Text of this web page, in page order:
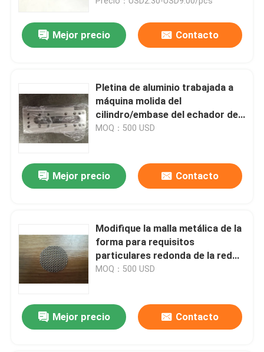
Mejor precio Contacto
Pletina de aluminio trabajada a
máquina molida del
cilindro/embase del echador del
soporte del reborde
MOQ：500 USD
Mejor precio Contacto
Modifique la malla metálica de la
forma para requisitos
particulares redonda de la red
del metal del tamaño/del acero
MOQ：500 USD
Mejor precio Contacto